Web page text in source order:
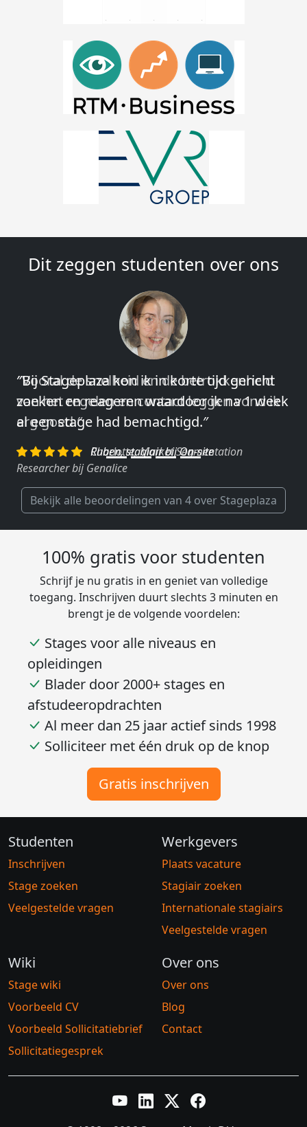
Dit zeggen studenten over ons
″Vooral de snelheid en de betrokkenheid
van het regelen en contact leggen vond ik
erg goed.″
Charlotte, Market Segmentation
Researcher bij Genalice
Bekijk alle beoordelingen van 4 over Stageplaza
100% gratis voor studenten
Schrijf je nu gratis in en geniet van volledige
toegang. Inschrijven duurt slechts 3 minuten en
brengt je de volgende voordelen:
Stages voor alle niveaus en
opleidingen
Blader door 2000+ stages en
afstudeeropdrachten
Al meer dan 25 jaar actief sinds 1998
Solliciteer met één druk op de knop
Gratis inschrijven
Studenten
Inschrijven
Stage zoeken
Veelgestelde vragen
Werkgevers
Plaats vacature
Stagiair zoeken
Internationale stagiairs
Veelgestelde vragen
Wiki
Stage wiki
Voorbeeld CV
Voorbeeld Sollicitatiebrief
Sollicitatiegesprek
Over ons
Over ons
Blog
Contact
YouTubeLinkedInTwitter XFacebook